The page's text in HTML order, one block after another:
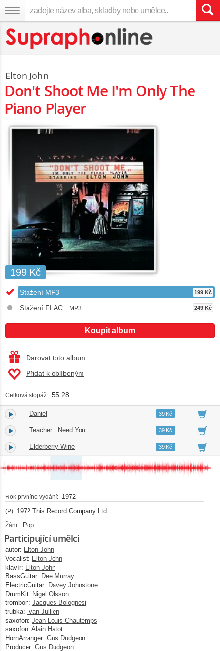
Elton John
Don't Shoot Me I'm Only The
Piano Player
199 Kč
Stažení MP3 199 Kč
Stažení FLAC + MP3 249 Kč
Koupit album
Darovat toto album
Přidat k oblíbeným
Celková stopáž: 55:28
1. Daniel 03:5039 Kč
2. Teacher I Need You 04:0939 Kč
3. Elderberry Wine 03:3039 Kč
Rok prvního vydání: 1972
(P) 1972 This Record Company Ltd.
Žánr: Pop
Participující umělci
autor: Elton John
Vocalist: Elton John
klavír: Elton John
BassGuitar: Dee Murray
ElectricGuitar: Davey Johnstone
DrumKit: Nigel Olsson
trombon: Jacques Bolognesi
trubka: Ivan Jullien
saxofon: Jean Louis Chautemps
saxofon: Alain Hatot
HornArranger: Gus Dudgeon
Producer: Gus Dudgeon